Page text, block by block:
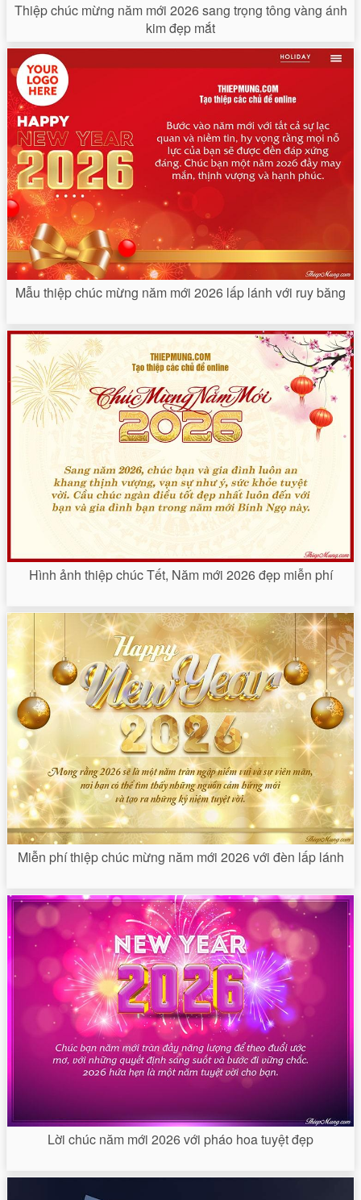
Thiệp chúc mừng năm mới 2026 sang trọng tông vàng ánh
kim đẹp mắt
Mẫu thiệp chúc mừng năm mới 2026 lấp lánh với ruy băng
Hình ảnh thiệp chúc Tết, Năm mới 2026 đẹp miễn phí
Miễn phí thiệp chúc mừng năm mới 2026 với đèn lấp lánh
Lời chúc năm mới 2026 với pháo hoa tuyệt đẹp